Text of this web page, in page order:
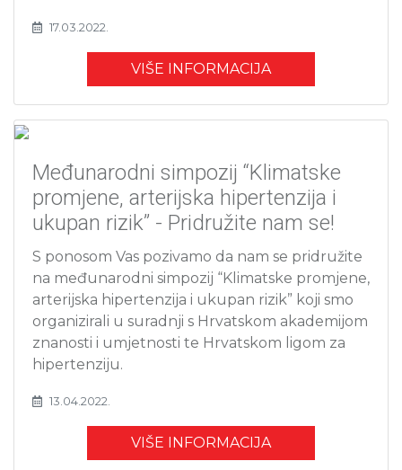
17.03.2022.
VIŠE INFORMACIJA
Međunarodni simpozij “Klimatske
promjene, arterijska hipertenzija i
ukupan rizik” - Pridružite nam se!
S ponosom Vas pozivamo da nam se pridružite
na međunarodni simpozij “Klimatske promjene,
arterijska hipertenzija i ukupan rizik” koji smo
organizirali u suradnji s Hrvatskom akademijom
znanosti i umjetnosti te Hrvatskom ligom za
hipertenziju.
13.04.2022.
VIŠE INFORMACIJA